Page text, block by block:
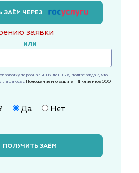
ЗАЁМ ЧЕРЕЗ
заявки
или
персональных данных, подтверждаю, что
с Положением о защите ПД клиентов ООО
Да Нет
ПОЛУЧИТЬ ЗАЁМ